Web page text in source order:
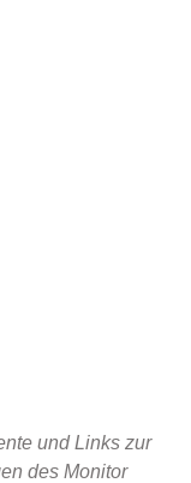
und Links zur
des Monitor